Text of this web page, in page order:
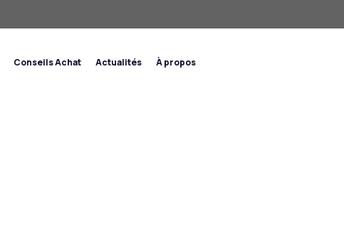
Conseils Achat Actualités À propos